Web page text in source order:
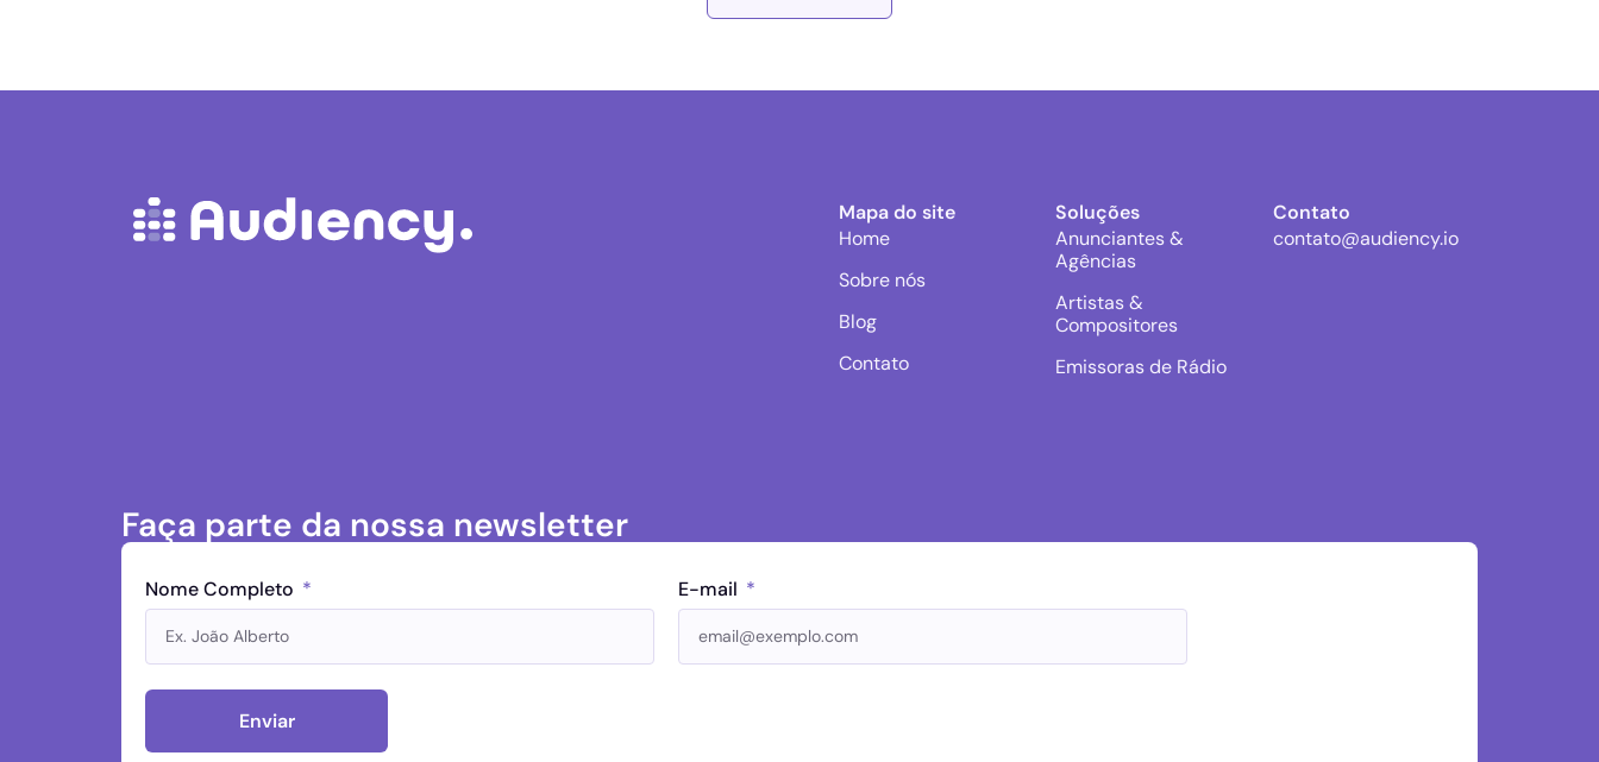
Mapa do site
Home
Sobre nós
Blog
Contato
Soluções
Anunciantes &
Agências
Artistas &
Compositores
Emissoras de Rádio
Contato
contato@audiency.io
Faça parte da nossa newsletter
Nome Completo E-mail
Enviar